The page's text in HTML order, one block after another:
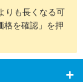
りも長くなる可
格を確認」を押